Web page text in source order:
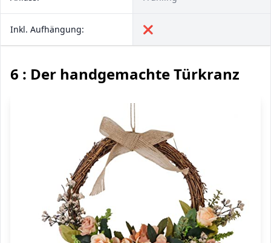
Inkl. Aufhängung: ❌
6 : Der handgemachte Türkranz